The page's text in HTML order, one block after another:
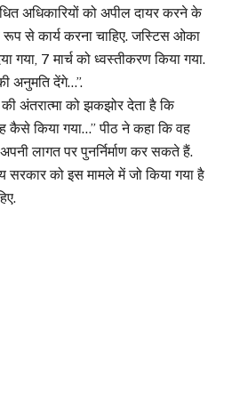
अधिकारियों को अपील दायर करने के
रूप से कार्य करना चाहिए. जस्टिस ओका
गया, 7 मार्च को ध्वस्तीकरण किया गया.
अनुमति देंगे…”.
अंतरात्मा को झकझोर देता है कि
किया गया…” पीठ ने कहा कि वह
लागत पर पुनर्निर्माण कर सकते हैं.
को इस मामले में जो किया गया है